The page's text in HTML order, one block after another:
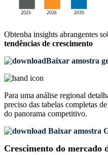
Obtenha insights abrangentes
tendências de crescimento
Baixar amostra
Para uma análise regional
preciso das tabelas completas
do panorama competitivo.
Baixar amostra
Crescimento do mercado